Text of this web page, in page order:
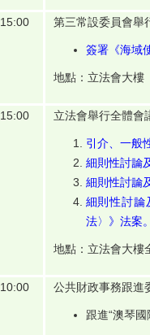
15:00 第三常設委員會舉
簽署《海域
地點：立法會大樓
15:00 立法會舉行全體會
引介、一般
細則性討論
細則性討論
細則性討論
法〉》法案
地點：立法會大樓
10:00 公共財政事務跟進
跟進“澳琴